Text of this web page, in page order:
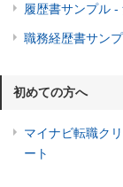
履歴書サンプル -
職務経歴書サン
初めての方へ
マイナビ転職ク
ート